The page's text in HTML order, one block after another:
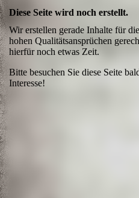
Diese Seite wird noch erstellt.
Wir erstellen gerade Inhalte für
hohen Qualitätsansprüchen
hierfür noch etwas Zeit.
Bitte besuchen Sie diese Seite
Interesse!